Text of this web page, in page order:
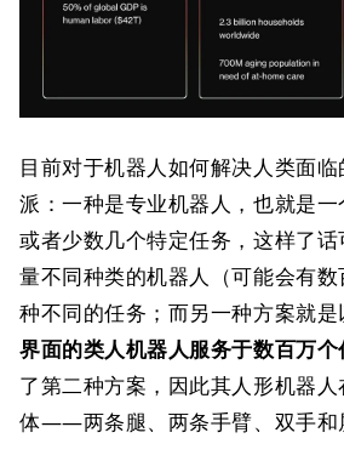
目前对于机器人如何解决人类面
派：一种是专业机器人，也就是
或者少数几个特定任务，这样了
量不同种类的机器人（可能会有
种不同的任务；而另一种方案就是
界面的类人机器人服务于数百万个
了第二种方案，因此其人形机器
体——两条腿、两条手臂、双手和